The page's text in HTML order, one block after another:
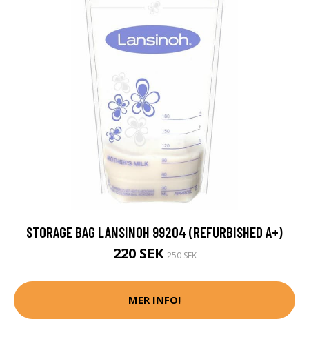
STORAGE BAG LANSINOH 99204 (REFURBISHED A+)
220 SEK250 SEK
MER INFO!